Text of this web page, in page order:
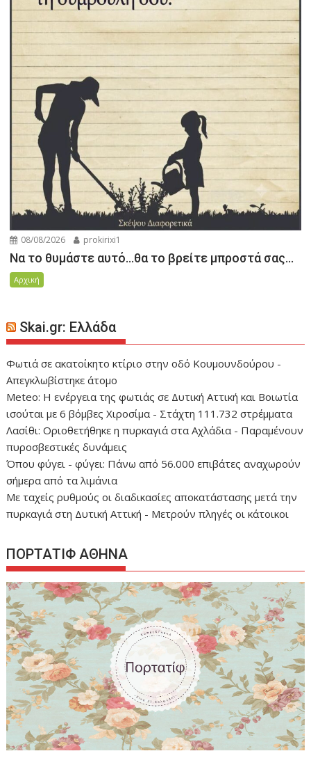
08/08/2026 prokirixi1
Να το θυμάστε αυτό…θα το βρείτε μπροστά σας…
Αρχική
Skai.gr: Ελλάδα
Φωτιά σε ακατοίκητο κτίριο στην οδό Κουμουνδούρου -
Απεγκλωβίστηκε άτομο
Meteo: Η ενέργεια της φωτιάς σε Δυτική Αττική και Βοιωτία
ισούται με 6 βόμβες Χιροσίμα - Στάχτη 111.732 στρέμματα
Λασίθι: Οριοθετήθηκε η πυρκαγιά στα Αχλάδια - Παραμένουν
πυροσβεστικές δυνάμεις
Όπου φύγει - φύγει: Πάνω από 56.000 επιβάτες αναχωρούν
σήμερα από τα λιμάνια
Με ταχείς ρυθμούς οι διαδικασίες αποκατάστασης μετά την
πυρκαγιά στη Δυτική Αττική - Μετρούν πληγές οι κάτοικοι
ΠΟΡΤΑΤΙΦ ΑΘΗΝΑ